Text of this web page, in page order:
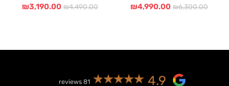
₪6,300.00
המחיר
₪4,990.00
₪4,490.00
המחיר
₪3,190.00
4.9
81 reviews